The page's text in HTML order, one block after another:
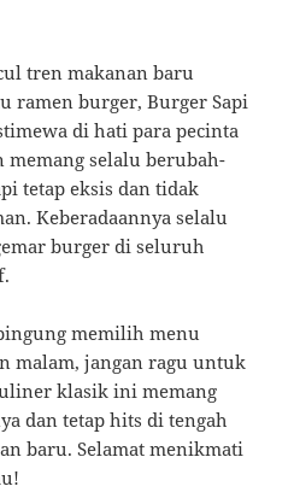
tren makanan baru
ramen burger, Burger Sapi
di hati para pecinta
selalu berubah-
tetap eksis dan tidak
Keberadaannya selalu
burger di seluruh
memilih menu
malam, jangan ragu untuk
klasik ini memang
dan tetap hits di tengah
baru. Selamat menikmati